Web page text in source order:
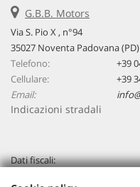
G.B.B. Motors
Via S. Pio X , n°94
35027 Noventa Padovana (PD)
Telefono:
+39
Cellulare:
+39
Email:
Indicazioni stradali
Dati fiscali: